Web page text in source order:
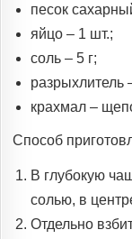
песок
яйцо – 1 шт.;
соль – 5 г;
разрыхлитель
крахмал –
Способ
В глубокую
солью, в
Отдельно